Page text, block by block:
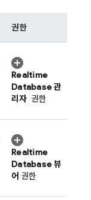
권한
Realtime
Database관
리자 권한
Realtime
Database뷰
어 권한